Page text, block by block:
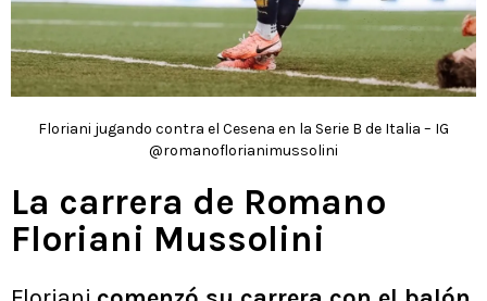
Floriani jugando contra el Cesena en la Serie B de Italia – IG
@romanoflorianimussolini
La carrera de Romano
Floriani Mussolini